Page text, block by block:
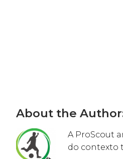
About the
A ProScout
do contexto